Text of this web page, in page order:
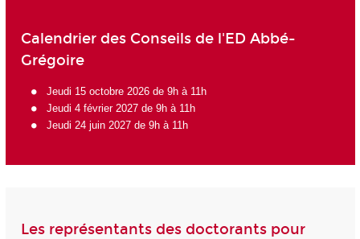
Calendrier des Conseils de l'ED Abbé-
Grégoire
Jeudi 15 octobre 2026 de 9h à 11h
Jeudi 4 février 2027 de 9h à 11h
Jeudi 24 juin 2027 de 9h à 11h
Les représentants des doctorants pour